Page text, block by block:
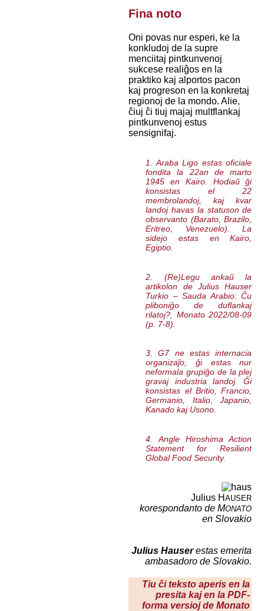
Fina noto
Oni povas nur esperi, ke la
konkludoj de la supre
menciitaj pintkunvenoj
sukcese realiĝos en la
praktiko kaj alportos pacon
kaj progreson en la konkretaj
regionoj de la mondo. Alie,
ĉiuj ĉi tiuj majaj multflankaj
pintkunvenoj estus
sensignifaj.
1. Araba Ligo estas oficiale
fondita la 22an de marto
1945 en Kairo. Hodiaŭ ĝi
konsistas el 22
membrolandoj, kaj kvar
landoj havas la statuson de
observanto (Barato, Brazilo,
Eritreo, Venezuelo). La
sidejo estas en Kairo,
Egiptio.
2. (Re)Legu ankaŭ la
artikolon de Julius Hauser
Turkio – Sauda Arabio: Ĉu
pliboniĝo de duflankaj
rilatoj? , Monato 2022/08-09
(p. 7-8).
3. G7 ne estas internacia
organizaĵo, ĝi estas nur
neformala grupiĝo de la plej
gravaj industria landoj. Ĝi
konsistas el Britio, Francio,
Germanio, Italio, Japanio,
Kanado kaj Usono.
4. Angle Hiroshima Action
Statement for Resilient
Global Food Security.
Julius HAUSER
korespondanto de MONATO
en Slovakio
Julius Hauserestas emerita
ambasadoro de Slovakio.
Tiu ĉi teksto aperis en la
presita kaj en la PDF-
forma versioj de Monato